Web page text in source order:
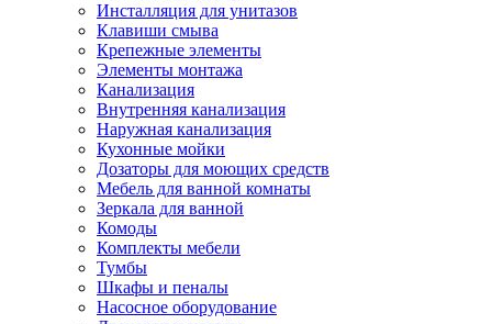
Инсталляция для унитазов
Клавиши смыва
Крепежные элементы
Элементы монтажа
Канализация
Внутренняя канализация
Наружная канализация
Кухонные мойки
Дозаторы для моющих средств
Мебель для ванной комнаты
Зеркала для ванной
Комоды
Комплекты мебели
Тумбы
Шкафы и пеналы
Насосное оборудование